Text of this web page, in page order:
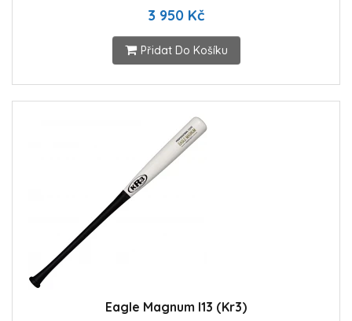
3 950 Kč
Přidat Do Košíku
Eagle Magnum I13 (Kr3)